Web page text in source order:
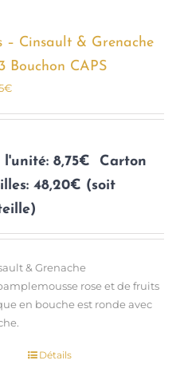
– Cinsault & Grenache
Bouchon CAPS
€
8,75€
Carton
48,20€ (soit
& Grenache
rose et de fruits
en bouche est ronde avec
CeDétails